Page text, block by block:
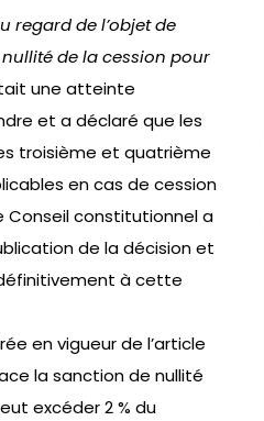
regard de l’objet de
de la cession pour
une atteinte
et a déclaré que les
troisième et quatrième
en cas de cession
Conseil constitutionnel a
de la décision et
à cette
en vigueur de l’article
la sanction de nullité
excéder 2 % du